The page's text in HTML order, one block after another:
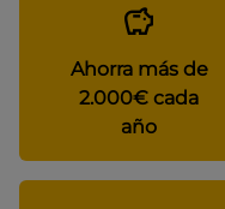
Ahorra más de
2.000€ cada
año